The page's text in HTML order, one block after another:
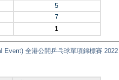
5
7
1
Event) 全港公開乒乓球單項錦標賽 2022